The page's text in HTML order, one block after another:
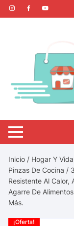
Inicio / Hogar Y Vida
Pinzas De Cocina /
Resistente Al Calor,
Agarre De
Más.
¡Oferta!